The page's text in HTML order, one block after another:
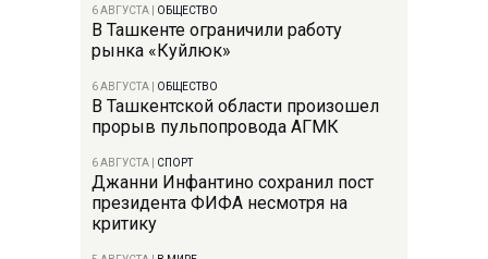
6 АВГУСТА ОБЩЕСТВО
В Ташкенте ограничили работу
рынка «Куйлюк»
6 АВГУСТА ОБЩЕСТВО
В Ташкентской области произошел
прорыв пульпопровода АГМК
6 АВГУСТА СПОРТ
Джанни Инфантино сохранил пост
президента ФИФА несмотря на
критику